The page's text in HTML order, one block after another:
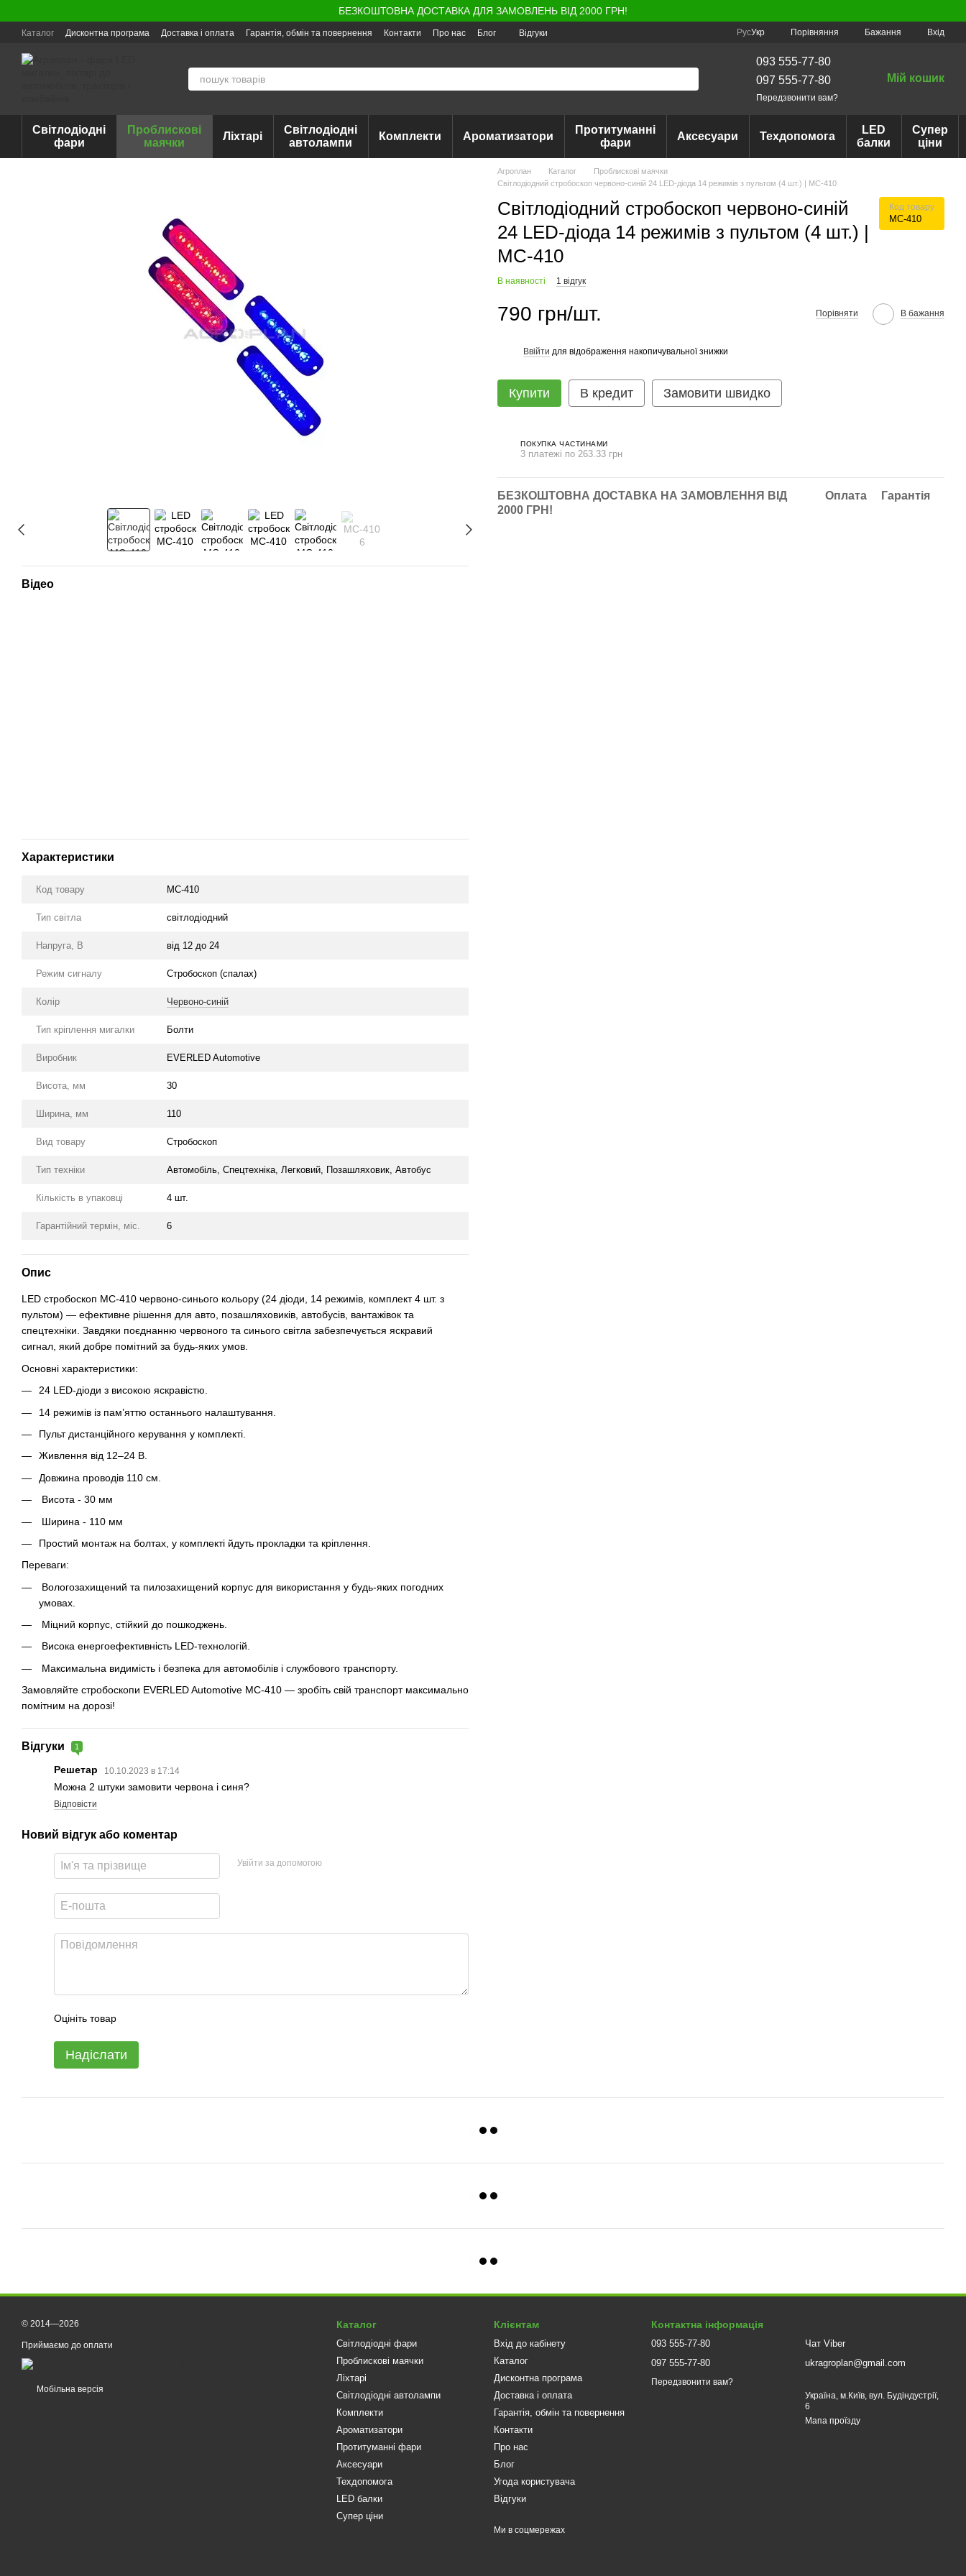
БЕЗКОШТОВНА ДОСТАВКА ДЛЯ ЗАМОВЛЕНЬ ВІД 2000 ГРН!
Каталог Дисконтна програма Доставка і оплата Гарантія, обмін та повернення Контакти Про нас Блог Відгуки РусУкр Порівняння Бажання Вхід
093 555-77-80
097 555-77-80
Передзвонити вам?
Мій кошик
Світлодіодні
фари
Проблискові
маячки
Ліхтарі
Світлодіодні
автолампи
Комплекти Ароматизатори
Протитуманні
фари
Аксесуари Техдопомога
LED
балки
Супер
ціни
Відео
Характеристики
Код товару МС-410
Тип світла cвітлодіодний
Напруга, В від 12 до 24
Режим сигналу Стробоскоп (спалах)
Колір Червоно-синій
Тип кріплення мигалки Болти
Виробник EVERLED Automotive
Висота, мм 30
Ширина, мм 110
Вид товару Стробоскоп
Тип техніки Автомобіль, Спецтехніка, Легковий, Позашляховик, Автобус
Кількість в упаковці 4 шт.
Гарантійний термін, міс. 6
Опис
LED стробоскоп МС-410 червоно-синього кольору (24 діоди, 14 режимів, комплект 4 шт. з
пультом) — ефективне рішення для авто, позашляховиків, автобусів, вантажівок та
спецтехніки. Завдяки поєднанню червоного та синього світла забезпечується яскравий
сигнал, який добре помітний за будь-яких умов.
Основні характеристики:
24 LED-діоди з високою яскравістю.
14 режимів із пам’яттю останнього налаштування.
Пульт дистанційного керування у комплекті.
Живлення від 12–24 В.
Довжина проводів 110 см.
Висота - 30 мм
Ширина - 110 мм
Простий монтаж на болтах, у комплекті йдуть прокладки та кріплення.
Переваги:
Вологозахищений та пилозахищений корпус для використання у будь-яких погодних
умовах.
Міцний корпус, стійкий до пошкоджень.
Висока енергоефективність LED-технологій.
Максимальна видимість і безпека для автомобілів і службового транспорту.
Замовляйте стробоскопи EVERLED Automotive МС-410 — зробіть свій транспорт максимально
помітним на дорозі!
Відгуки 1
Решетар 10.10.2023 в 17:14
Можна 2 штуки замовити червона і синя?
Відповісти
Новий відгук або коментар
Увійти за допомогою
Оцініть товар
Надіслати
Агроплан Каталог
Проблискові маячки
Світлодіодний стробоскоп червоно-синій 24 LED-діода 14 режимів з пультом (4 шт.) | МС-410
Світлодіодний стробоскоп червоно-синій
24 LED-діода 14 режимів з пультом (4 шт.) |
МС-410
Код товару
МС-410
В наявності 1 відгук
790 грн/шт. Порівняти В бажання
Ввійти для відображення накопичувальної знижки
Купити В кредит Замовити швидко
ПОКУПКА ЧАСТИНАМИ
3 платежі по 263.33 грн
БЕЗКОШТОВНА ДОСТАВКА НА ЗАМОВЛЕННЯ ВІД
2000 ГРН!
Оплата Гарантія
© 2014—2026
Приймаємо до оплати
Мобільна версія
Каталог
Світлодіодні фари
Проблискові маячки
Ліхтарі
Світлодіодні автолампи
Комплекти
Ароматизатори
Протитуманні фари
Аксесуари
Техдопомога
LED балки
Супер ціни
Клієнтам
Вхід до кабінету
Каталог
Дисконтна програма
Доставка і оплата
Гарантія, обмін та повернення
Контакти
Про нас
Блог
Угода користувача
Відгуки
Ми в соцмережах
Контактна інформація
093 555-77-80
097 555-77-80
Передзвонити вам?
Чат Viber
ukragroplan@gmail.com
Україна, м.Київ, вул. Будіндустрії,
6
Мапа проїзду